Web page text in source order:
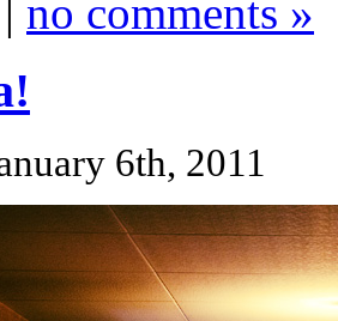
| no comments »
6th, 2011